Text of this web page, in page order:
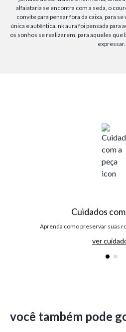
alfaiataria se encontra com a seda, o
convite para pensar fora da caixa, para
única e autêntica. nk aura foi pensada para
os sonhos se realizarem, para aqueles que
expressar.
Cuidados
Aprenda como preservar suas
ver
você também pode